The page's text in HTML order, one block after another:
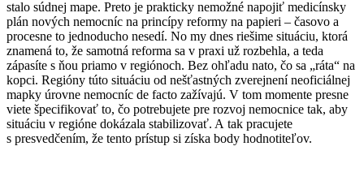
stalo súdnej mape. Preto je prakticky nemožné napojiť medicínsky
plán nových nemocníc na princípy reformy na papieri – časovo a
procesne to jednoducho nesedí. No my dnes riešime situáciu, ktorá
znamená to, že samotná reforma sa v praxi už rozbehla, a teda
zápasíte s ňou priamo v regiónoch. Bez ohľadu nato, čo sa „ráta“ na
kopci. Regióny túto situáciu od nešťastných zverejnení neoficiálnej
mapky úrovne nemocníc de facto zažívajú. V tom momente presne
viete špecifikovať to, čo potrebujete pre rozvoj nemocnice tak, aby
situáciu v regióne dokázala stabilizovať. A tak pracujete
s presvedčením, že tento prístup si získa body hodnotiteľov.